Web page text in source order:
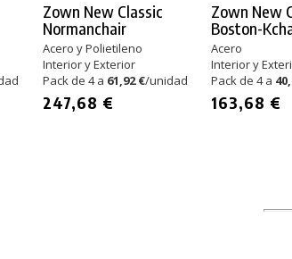
Zown New Classic
Normanchair
Acero y Polietileno
Interior y Exterior
Pack de 4 a 61,92 €/unidad
247,68 €
Zown New
Boston-
Acero
Interior y
Pack de 4 a
163,68 €